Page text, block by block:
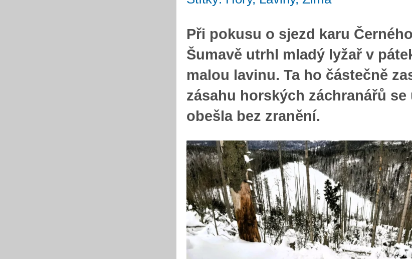
Při pokusu o sjezd karu
Šumavě utrhl mladý lyžař v
malou lavinu. Ta ho částečně
zásahu horských záchranářů se
obešla bez zranění.